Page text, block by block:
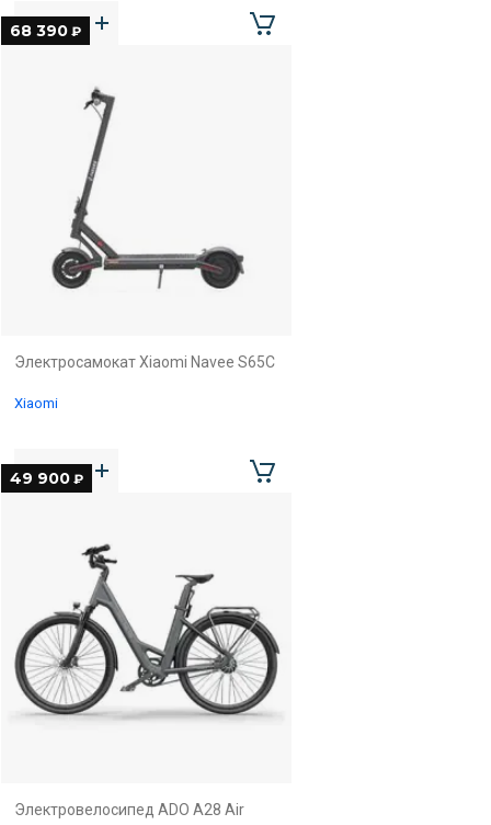
68 390 ₽
Электросамокат Xiaomi Navee S65C
Xiaomi
49 900 ₽
Электровелосипед ADO A28 Air